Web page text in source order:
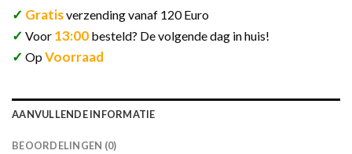
✓ Gratisverzending vanaf 120 Euro
✓ Voor 13:00 besteld? De volgende dag in huis!
✓ OpVoorraad
AANVULLENDE INFORMATIE
BEOORDELINGEN (0)